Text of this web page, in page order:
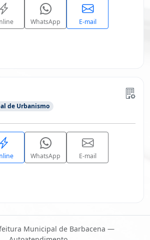
WhatsApp E-mail
de Urbanismo
WhatsApp E-mail
Municipal de Barbacena —